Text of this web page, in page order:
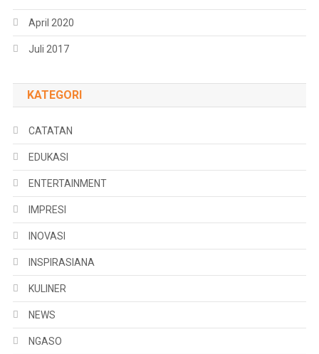
April 2020
Juli 2017
KATEGORI
CATATAN
EDUKASI
ENTERTAINMENT
IMPRESI
INOVASI
INSPIRASIANA
KULINER
NEWS
NGASO